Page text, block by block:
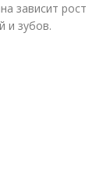
зависит рост
и зубов.